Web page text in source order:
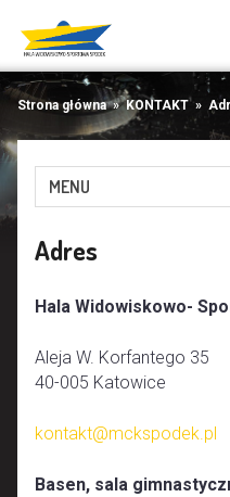
Strona główna»KONTAKT»
MENU
Adres
Hala Widowiskowo-
Aleja W. Korfantego 35
40-005 Katowice
kontakt@mckspodek.pl
Basen, sala